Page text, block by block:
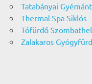
Tatabányai
Thermal Spa Siklós
Tófürdő
Zalakaros